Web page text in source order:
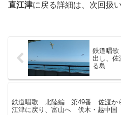
直江津に戻る詳細は、次回扱
鉄道唱
出し、
る島
鉄道唱歌 北陸編 第49番 佐渡か
江津に戻り、富山へ 伏木・越中国